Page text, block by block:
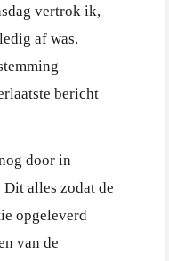
vertrok ik,
af was.
bericht
door in
alles zodat de
opgeleverd
van de